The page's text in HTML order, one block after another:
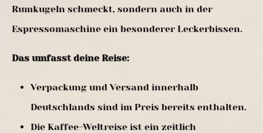
Rumkugeln schmeckt, sondern auch in der
Espressomaschine ein besonderer Leckerbissen.
Das umfasst deine Reise:
Verpackung und Versand innerhalb
Deutschlands sind im Preis bereits enthalten.
Die Kaffee-Weltreise ist ein zeitlich